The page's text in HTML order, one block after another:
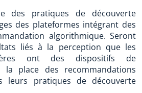
des pratiques de découverte
des plateformes intégrant des
algorithmique. Seront
liés à la perception que les
ont des dispositifs de
la place des recommandations
leurs pratiques de découverte